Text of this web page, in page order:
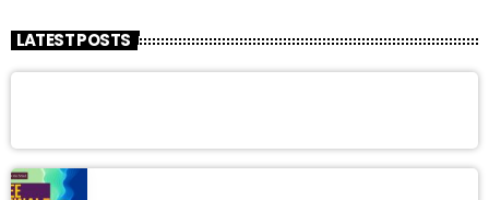
LATEST POSTS